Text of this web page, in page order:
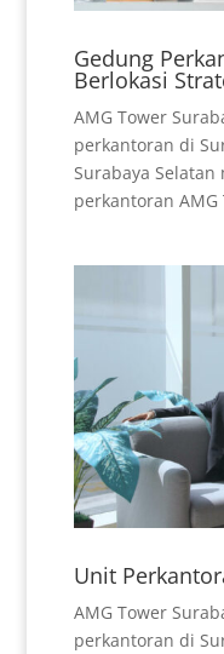
Gedung
Berlokasi
AMG Tower
perkantoran di
Surabaya
perkantoran AMG
Unit
AMG Tower
perkantoran di